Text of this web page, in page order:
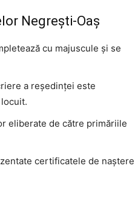
Negrești-Oaș
cu majuscule și se
a reședinței este
eliberate de către primăriile
certificatele de naştere